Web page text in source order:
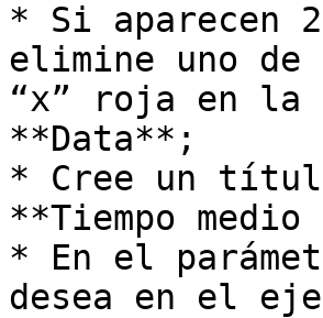
* Si aparecen
elimine uno
“x” roja en la
**Data**;
* Cree un
**Tiempo
* En el
desea en el